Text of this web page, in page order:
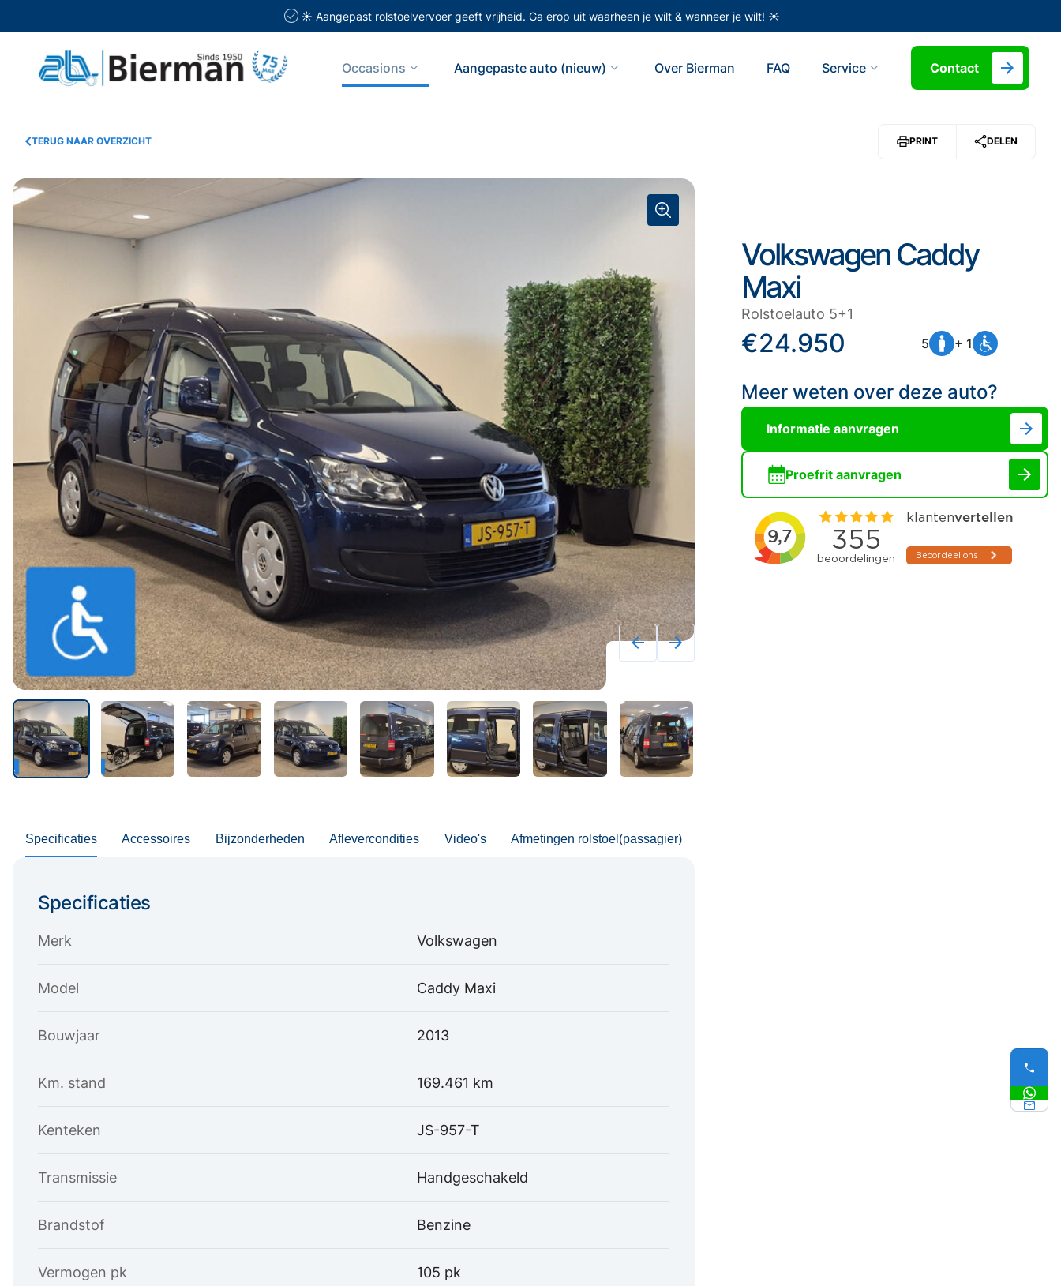
☀️ Aangepast rolstoelvervoer geeft vrijheid. Ga erop uit waarheen je wilt & wanneer je wilt! ☀️
Occasions Aangepaste auto (nieuw) Over Bierman FAQ Service Contact
TERUG NAAR OVERZICHT PRINT DELEN
Specificaties Accessoires Bijzonderheden Aflevercondities Video's Afmetingen rolstoel(passagier)
Specificaties
Merk Volkswagen
Model Caddy Maxi
Bouwjaar 2013
Km. stand 169.461 km
Kenteken JS-957-T
Transmissie Handgeschakeld
Brandstof Benzine
Vermogen pk 105 pk
Volkswagen Caddy
Maxi
Rolstoelauto 5+1
€24.950 5 + 1
Meer weten over deze auto?
Informatie aanvragen
Proefrit aanvragen